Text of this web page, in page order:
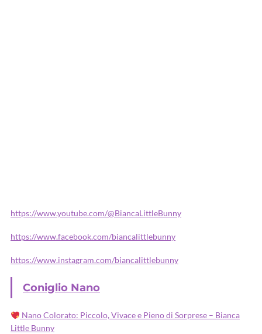
https://www.youtube.com/@BiancaLittleBunny
https://www.facebook.com/biancalittlebunny
https://www.instagram.com/biancalittlebunny
Coniglio Nano
Nano Colorato: Piccolo, Vivace e Pieno di Sorprese – Bianca
Little Bunny